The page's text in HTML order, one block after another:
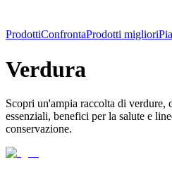
ProdottiConfrontaProdotti migliori
Verdura
Scopri un'ampia raccolta di
essenziali, benefici per la salute e
conservazione.